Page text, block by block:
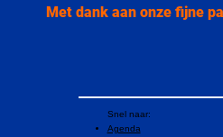
Met dank aan onze fijne
Snel naar:
Agenda